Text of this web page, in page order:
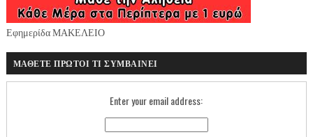
Εφημερίδα ΜΑΚΕΛΕΙΟ
ΜΑΘΕΤΕ ΠΡΩΤΟΙ ΤΙ ΣΥΜΒΑΙΝΕΙ
Enter your email address: